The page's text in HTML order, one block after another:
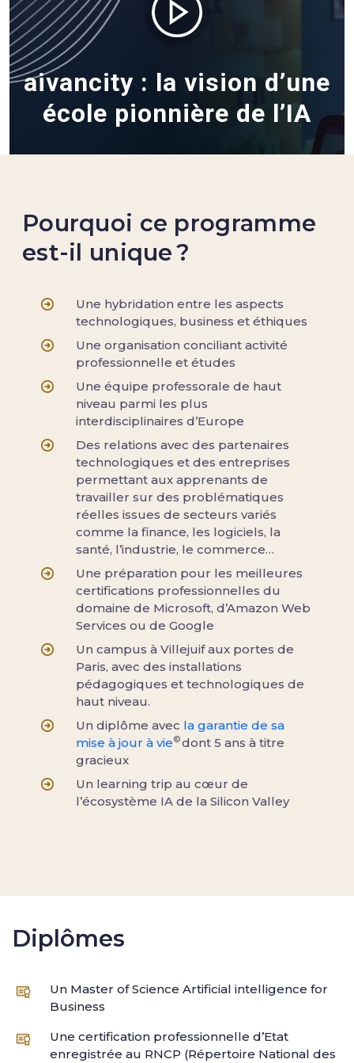
aivancity : la vision d’une
école pionnière de l’IA
Pourquoi ce programme
est-il unique ?
Une hybridation entre les aspects
technologiques, business et éthiques
Une organisation conciliant activité
professionnelle et études
Une équipe professorale de haut
niveau parmi les plus
interdisciplinaires d’Europe
Des relations avec des partenaires
technologiques et des entreprises
permettant aux apprenants de
travailler sur des problématiques
réelles issues de secteurs variés
comme la finance, les logiciels, la
santé, l’industrie, le commerce…
Une préparation pour les meilleures
certifications professionnelles du
domaine de Microsoft, d’Amazon Web
Services ou de Google
Un campus à Villejuif aux portes de
Paris, avec des installations
pédagogiques et technologiques de
haut niveau.
Un diplôme avec la garantie de sa
mise à jour à vie©dont 5 ans à titre
gracieux
Un learning trip au cœur de
l’écosystème IA de la Silicon Valley
Diplômes
Un Master of Science Artificial intelligence for
Business
Une certification professionnelle d’Etat
enregistrée au RNCP (Répertoire National des